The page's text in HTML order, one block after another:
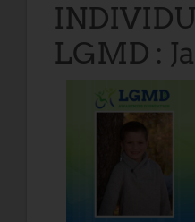
LGMD :